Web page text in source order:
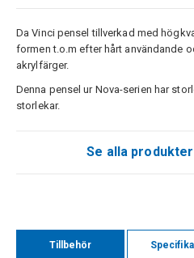
Da Vinci pensel tillverkad med
formen t.o.m efter hårt användande
akrylfärger.
Denna pensel ur Nova-serien har
storlekar.
Se alla
Tillbehör